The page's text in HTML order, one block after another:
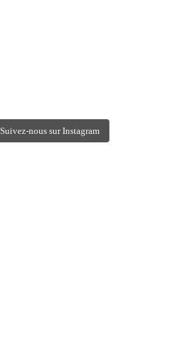
Suivez-nous sur Instagram